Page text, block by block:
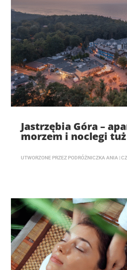
Jastrzębia Góra –
morzem i noclegi
UTWORZONE PRZEZ PODRÓŻNICZKA ANIA |